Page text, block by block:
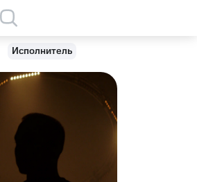
Исполнитель